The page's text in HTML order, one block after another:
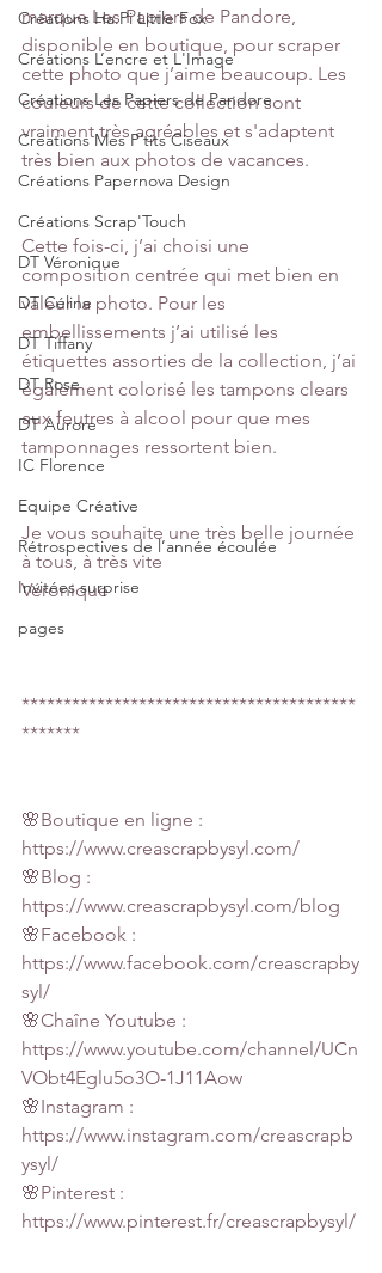
Créations Ha.Pi Little Fox
Créations L’encre et L'Image
Créations Les Papiers de Pandore
Créations Mes P’tits Ciseaux
Créations Papernova Design
Créations Scrap'Touch
DT Véronique
DT Céline
DT Tiffany
DT Rose
DT Aurore
IC Florence
Equipe Créative
Rétrospectives de l’année écoulée
Invitées surprise
pages
marque Les Papiers de Pandore,
disponible en boutique, pour scraper
cette photo que j’aime beaucoup. Les
couleurs de cette collection sont
vraiment très agréables et s'adaptent
très bien aux photos de vacances.
Cette fois-ci, j’ai choisi une
composition centrée qui met bien en
valeur la photo. Pour les
embellissements j’ai utilisé les
étiquettes assorties de la collection, j’ai
également colorisé les tampons clears
aux feutres à alcool pour que mes
tamponnages ressortent bien.
Je vous souhaite une très belle journée
à tous, à très vite
Véronique
****************************************
*******
🌸Boutique en ligne :
https://www.creascrapbysyl.com/
🌸Blog :
https://www.creascrapbysyl.com/blog
🌸Facebook :
https://www.facebook.com/creascrapby
syl/
🌸Chaîne Youtube :
https://www.youtube.com/channel/UCn
VObt4Eglu5o3O-1J11Aow
🌸Instagram :
https://www.instagram.com/creascrapb
ysyl/
🌸Pinterest :
https://www.pinterest.fr/creascrapbysyl/